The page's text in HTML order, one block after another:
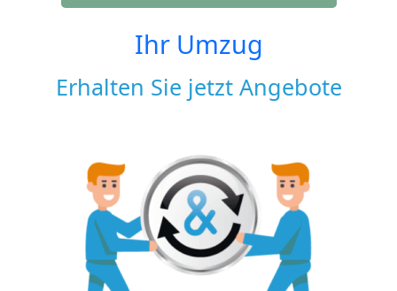
Ihr Umzug
Erhalten Sie jetzt Angebote